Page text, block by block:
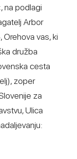
na podlagi
Arbor
vas, ki
družba
cesta
zoper
za
Ulica